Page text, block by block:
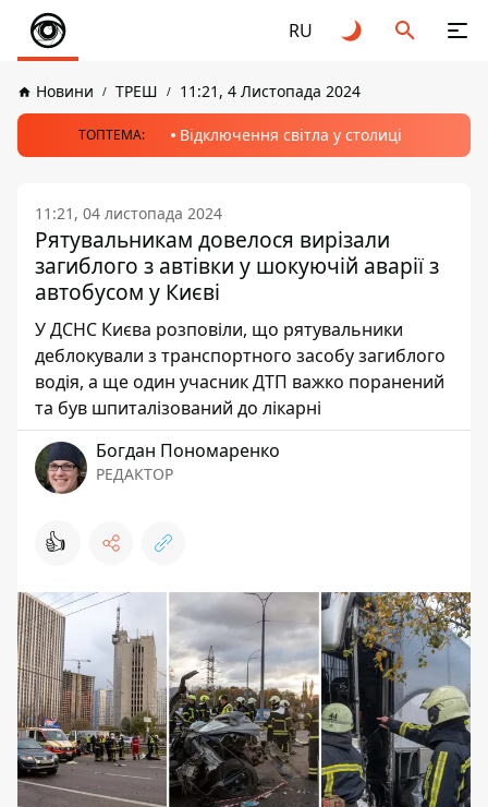
RU
Новини ТРЕШ 11:21, 4 Листопада 2024
ТОПТЕМА: Відключення світла у столиці
11:21, 04 листопада 2024
Рятувальникам довелося вирізали
загиблого з автівки у шокуючій аварії з
автобусом у Києві
У ДСНС Києва розповіли, що рятувальники
деблокували з транспортного засобу загиблого
водія, а ще один учасник ДТП важко поранений
та був шпиталізований до лікарні
Богдан Пономаренко
РЕДАКТОР
👍